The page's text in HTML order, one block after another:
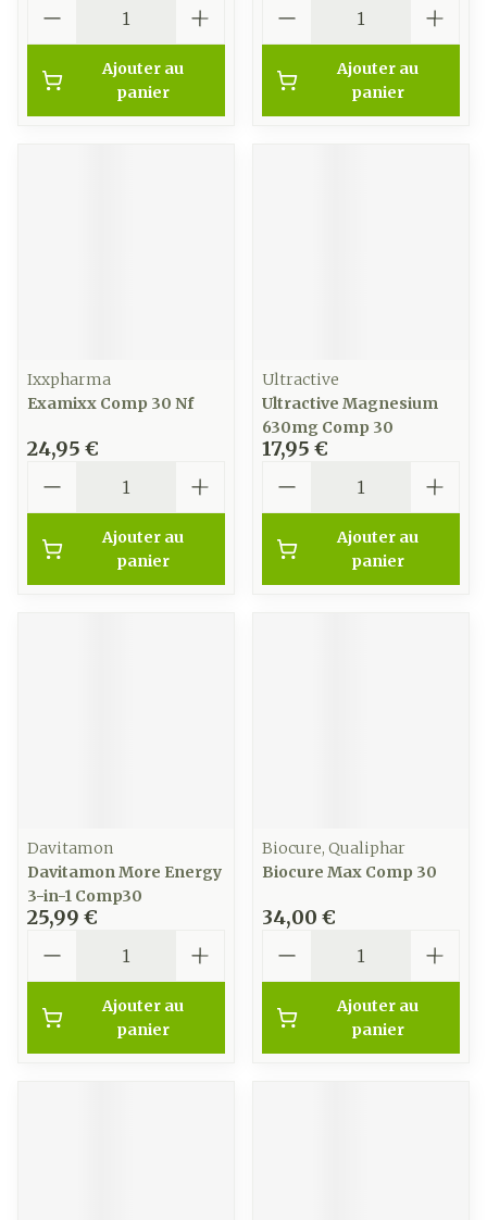
Ajouter au
panier
Ajouter au
panier
Ixxpharma
Examixx Comp 30 Nf
24,95 €
Ajouter au
panier
Ultractive
Ultractive Magnesium
630mg Comp 30
17,95 €
Ajouter au
panier
Davitamon
Davitamon More Energy
3-in-1 Comp30
25,99 €
Ajouter au
panier
Biocure, Qualiphar
Biocure Max Comp 30
34,00 €
Ajouter au
panier